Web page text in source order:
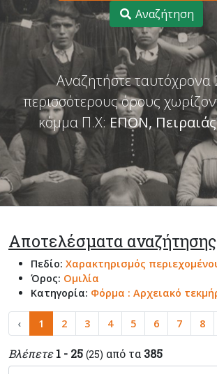
Αναζήτηση
Αναζητήστε ταυτόχρονα
περισσότερους όρους
κόμμα Π.Χ: ΕΠΟΝ,
Αποτελέσματα
Πεδίο: Χαρακτηρισμός
Όρος: Ομιλία
Κατηγορία: Φόρμα : Αρχειακό
‹ 1 2 3 4 5 6 7 8
Βλέπετε 1 - 25 (25) από τα 385